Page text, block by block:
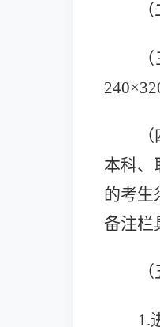
本科、
的考生
备注栏
1.